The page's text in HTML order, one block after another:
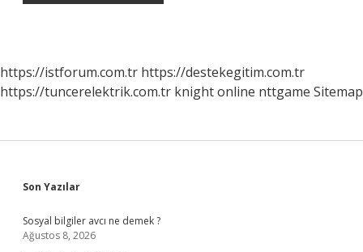
https://istforum.com.tr https://destekegitim.com.tr
https://tuncerelektrik.com.tr knight online nttgame Sitemap
Sidebar
Son Yazılar
Sosyal bilgiler avcı ne demek ?
Ağustos 8, 2026